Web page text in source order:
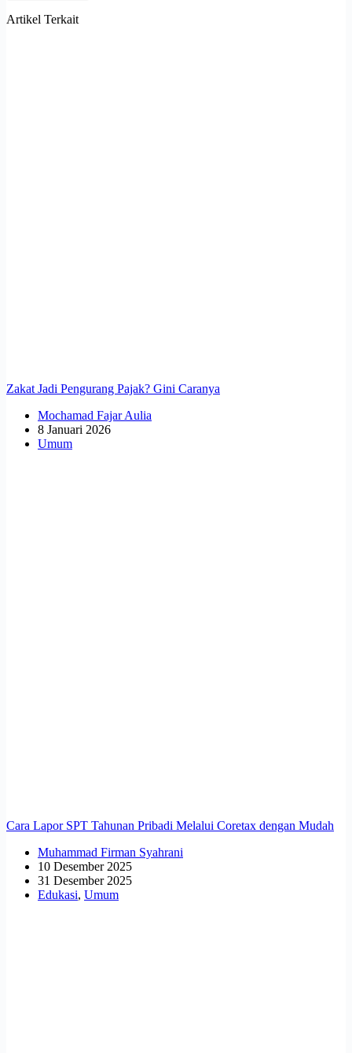
Artikel Terkait
Zakat Jadi Pengurang Pajak? Gini Caranya
Mochamad Fajar Aulia
8 Januari 2026
Umum
Cara Lapor SPT Tahunan Pribadi Melalui Coretax dengan Mudah
Muhammad Firman Syahrani
10 Desember 2025
31 Desember 2025
Edukasi, Umum